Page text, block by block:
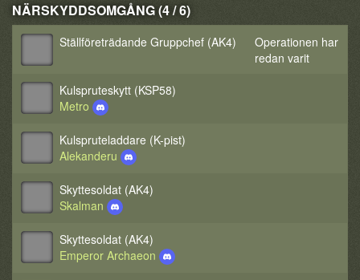
NÄRSKYDDSOMGÅNG (4 / 6)
Ställföreträdande Gruppchef (AK4)
Operationen har
redan varit
Kulspruteskytt (KSP58)
Metro
Kulspruteladdare (K-pist)
Alekanderu
Skyttesoldat (AK4)
Skalman
Skyttesoldat (AK4)
Emperor Archaeon